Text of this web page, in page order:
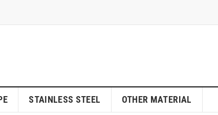
STAINLESS STEEL OTHER MATERIAL